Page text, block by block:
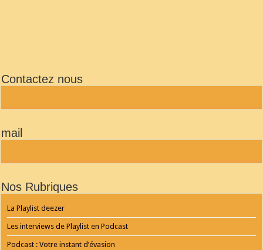
Contactez nous
mail
Nos Rubriques
La Playlist deezer
Les interviews de Playlist en Podcast
Podcast : Votre instant d’évasion